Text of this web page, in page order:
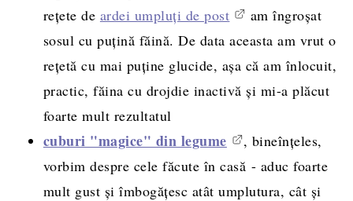
rețete de ardei umpluți de post
am îngroșat
sosul cu puțină făină. De data aceasta am vrut o
rețetă cu mai puține glucide, așa că am înlocuit,
practic, făina cu drojdie inactivă și mi-a plăcut
foarte mult rezultatul
cuburi "magice" din legume
, bineînțeles,
vorbim despre cele făcute în casă - aduc foarte
mult gust și îmbogățesc atât umplutura, cât și